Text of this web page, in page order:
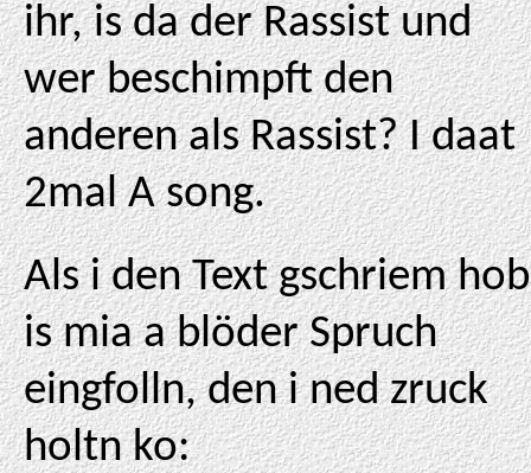
ihr, is da der Rassist und
wer beschimpft den
anderen als Rassist? I daat
2mal A song.
Als i den Text gschriem
is mia a blöder Spruch
eingfolln, den i ned zruck
holtn ko: